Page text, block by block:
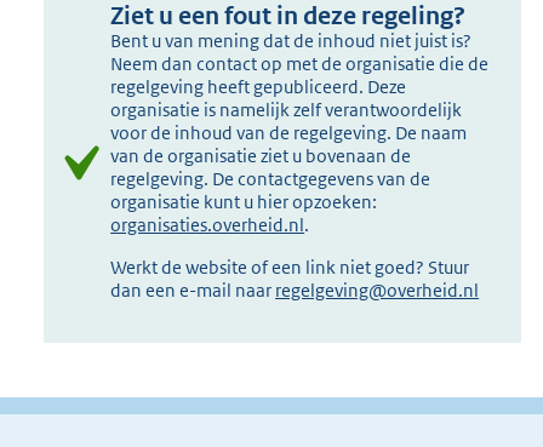
Ziet u een fout in deze regeling?
Bent u van mening dat de inhoud niet juist is?
Neem dan contact op met de organisatie die de
regelgeving heeft gepubliceerd. Deze
organisatie is namelijk zelf verantwoordelijk
voor de inhoud van de regelgeving. De naam
van de organisatie ziet u bovenaan de
regelgeving. De contactgegevens van de
organisatie kunt u hier opzoeken:
organisaties.overheid.nl.
Werkt de website of een link niet goed? Stuur
dan een e-mail naar regelgeving@overheid.nl